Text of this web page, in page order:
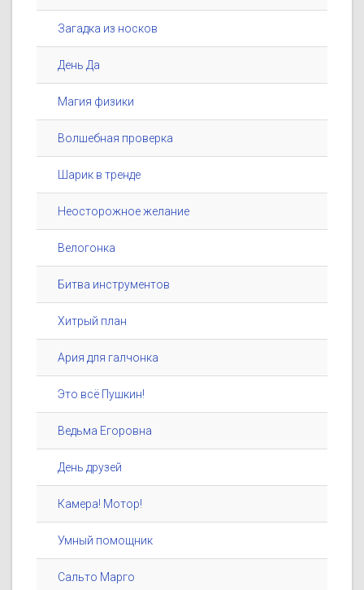
Загадка из носков
День Да
Магия физики
Волшебная проверка
Шарик в тренде
Неосторожное желание
Велогонка
Битва инструментов
Хитрый план
Ария для галчонка
Это всё Пушкин!
Ведьма Егоровна
День друзей
Камера! Мотор!
Умный помощник
Сальто Марго